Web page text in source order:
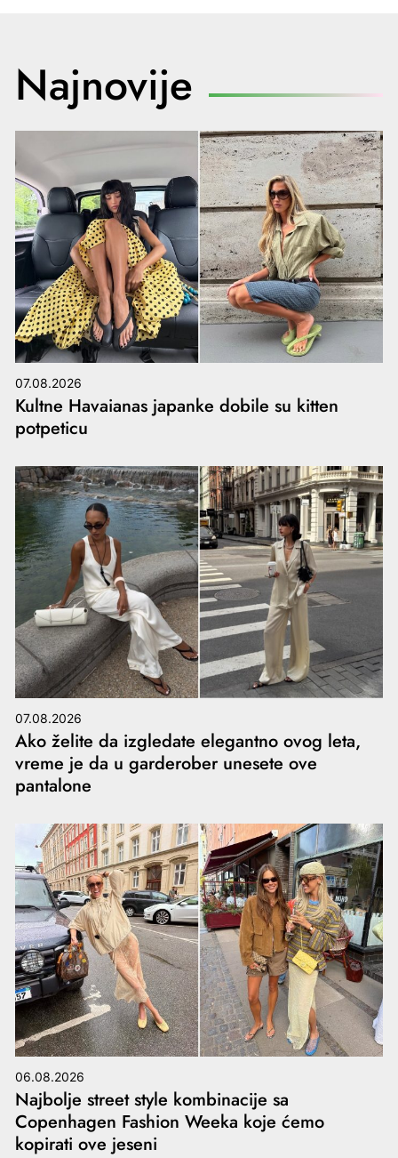
Najnovije
07.08.2026
Kultne Havaianas japanke dobile su kitten
potpeticu
07.08.2026
Ako želite da izgledate elegantno ovog leta,
vreme je da u garderober unesete ove
pantalone
06.08.2026
Najbolje street style kombinacije sa
Copenhagen Fashion Weeka koje ćemo
kopirati ove jeseni